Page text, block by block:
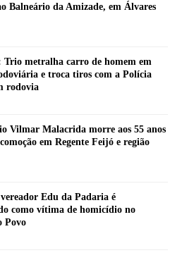
Balneário da Amizade, em Álvares
Trio metralha carro de homem em
e troca tiros com a Polícia
rodovia
Vilmar Malacrida morre aos 55 anos
em Regente Feijó e região
Edu da Padaria é
como vítima de homicídio no
Povo